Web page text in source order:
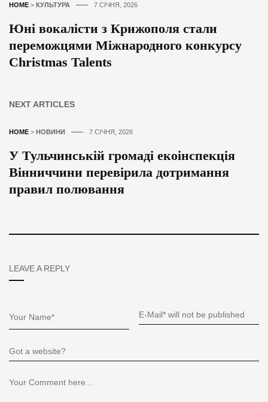
HOME > КУЛЬТУРА 7 СІЧНЯ, 2026
Юні вокалісти з Крижополя стали
переможцями Міжнародного конкурсу
Christmas Talents
NEXT ARTICLES
HOME > НОВИНИ 7 СІЧНЯ, 2026
У Тульчинській громаді екоінспекція
Вінниччини перевірила дотримання
правил полювання
LEAVE A REPLY